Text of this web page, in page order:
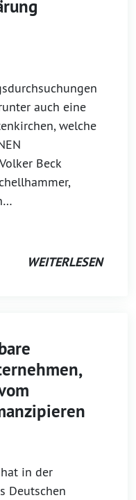
auch eine
welche
Beck
WEITERLESEN
in der
Deutschen